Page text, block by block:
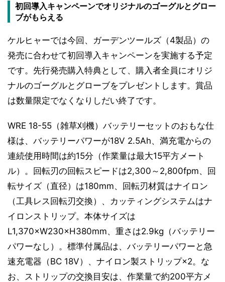
初回導入キャンペーンでオリジナルのゴーグルとグロー
ブがもらえる
ケルヒャーでは今回、ガーデンツールズ（4製品）の
発売に合わせて初回導入キャンペーンを実施する予定
です。先行発売購入特典として、購入者全員にオリジ
ナルのゴーグルとグローブをプレゼントします。賞品
は数量限定でなくなりしだい終了です。
WRE 18-55（雑草刈機）バッテリーセットのおもな仕
様は、バッテリーパワーが18V 2.5Ah、満充電からの
連続使用時間は約15分（作業量は最大15平方メート
ル）。回転刃の回転スピードは2,300～2,800fpm、回
転サイズ（直径）は180mm、回転刃材質はナイロン
（工具レス回転刃交換）、カッティングシステムはナ
イロンストリップ。本体サイズは
L1,370×W230×H380mm、重さは2.9kg（バッテリー
パワーなし）。標準付属品は、バッテリーパワーと急
速充電器（BC 18V）、ナイロン製ストリップ×2。な
お、ストリップの交換目安は、作業量で約200平方メ